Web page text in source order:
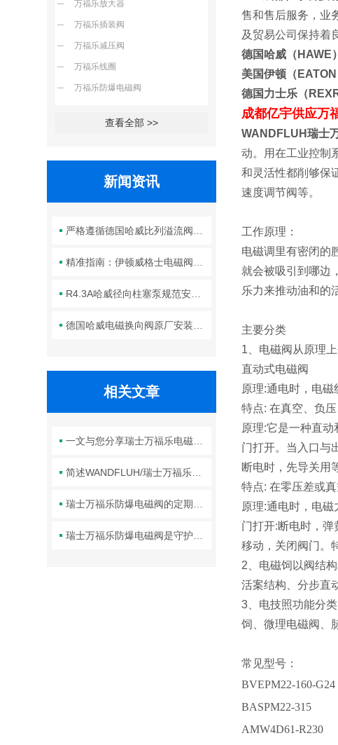
万福乐放大器
万福乐插装阀
万福乐减压阀
万福乐线圈
万福乐防爆电磁阀
查看全部 >>
新闻资讯
相关文章
售和售后服务，业
及贸易公司保持
德国哈威（
美国伊顿（
德国力士乐（
成都亿宇供应万
WANDFLUH瑞士
动。用在工业控制
和灵活性都削够保
速度调节阀等。
工作原理：
电磁调里有密闭的
就会被吸引到哪边
乐力来推动油和的
主要分类
1、电磁阀从原理
直动式电磁阀
原理:通电时，电
特点: 在真空、负
原理:它是一种直
门打开。当入口与
断电时，先导关用
特点: 在零压差或
原理:通电时，电
门打开:断电时，
移动，关闭阀门。
2、电磁饲以阀结
活案结构、分步直
3、电技照功能分
饲、微理电磁阀、
常见型号：
BVEPM22-160-G24
BASPM22-315
AMW4D61-R230